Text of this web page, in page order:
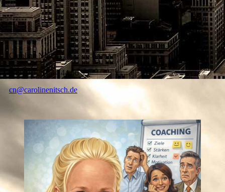
Logo CN free neu
Caroline Nitsch
+49 (0)176 / 34 44 56 99
cn@carolinenitsch.de